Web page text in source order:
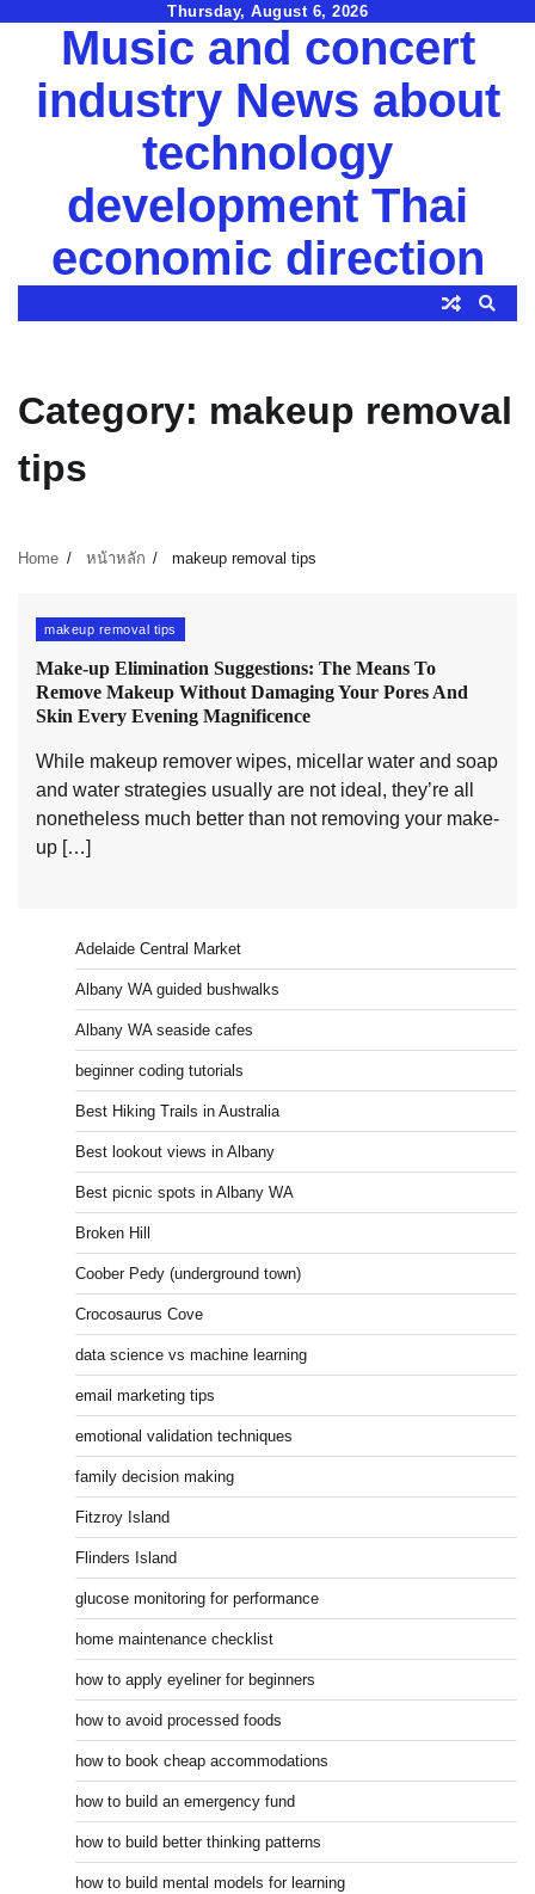
Thursday, August 6, 2026
Music and concert
industry News about
technology
development Thai
economic direction
Category: makeup removal
tips
Home หน้าหลัก makeup removal tips
makeup removal tips
Make-up Elimination Suggestions: The Means To
Remove Makeup Without Damaging Your Pores And
Skin Every Evening Magnificence
While makeup remover wipes, micellar water and soap
and water strategies usually are not ideal, they’re all
nonetheless much better than not removing your make-
up […]
Adelaide Central Market
Albany WA guided bushwalks
Albany WA seaside cafes
beginner coding tutorials
Best Hiking Trails in Australia
Best lookout views in Albany
Best picnic spots in Albany WA
Broken Hill
Coober Pedy (underground town)
Crocosaurus Cove
data science vs machine learning
email marketing tips
emotional validation techniques
family decision making
Fitzroy Island
Flinders Island
glucose monitoring for performance
home maintenance checklist
how to apply eyeliner for beginners
how to avoid processed foods
how to book cheap accommodations
how to build an emergency fund
how to build better thinking patterns
how to build mental models for learning